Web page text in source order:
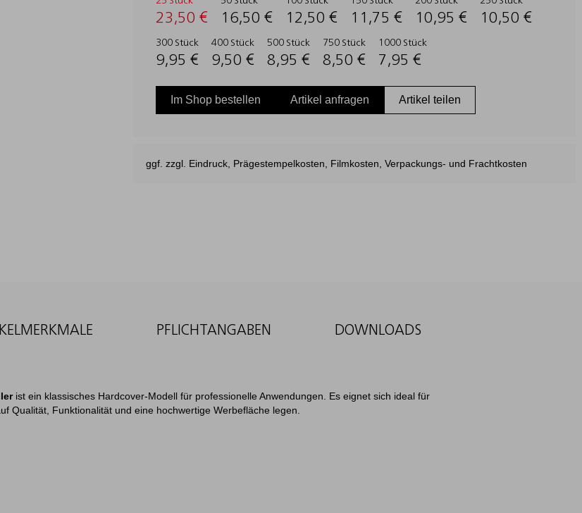
23,50 € 16,50 € 12,50 € 11,75 € 10,95 € 10,50 €
300 Stück
9,95 €
400 Stück
9,50 €
500 Stück
8,95 €
750 Stück
8,50 €
1000 Stück
7,95 €
Im Shop bestellen Artikel anfragen Artikel teilen
ggf. zzgl. Eindruck, Prägestempelkosten, Filmkosten, Verpackungs- und Frachtkosten
PFLICHTANGABEN DOWNLOADS
ist ein klassisches Hardcover-Modell für professionelle Anwendungen. Es eignet sich ideal für
Qualität, Funktionalität und eine hochwertige Werbefläche legen.